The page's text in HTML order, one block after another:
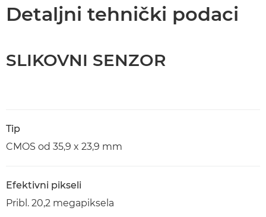
Detaljni tehnički podaci
SLIKOVNI SENZOR
Tip
CMOS od 35,9 x 23,9 mm
Efektivni pikseli
Pribl. 20,2 megapiksela